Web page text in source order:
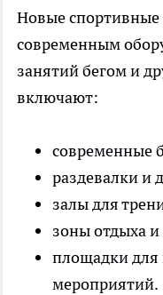
Новые спортивные
современным
занятий бегом и
включают:
современные
раздевалки и
залы для
зоны отдыха
площадки для
мероприятий.